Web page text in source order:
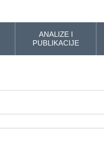
ANALIZE I
PUBLIKACIJE